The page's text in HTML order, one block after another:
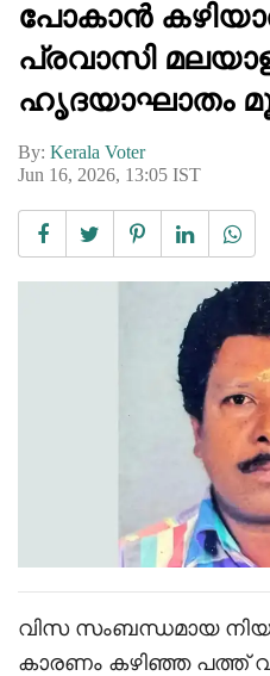
പോകാൻ
പ്രവാസി
ഹൃദയാഘാതം
By: Kerala Voter
Jun 16, 2026, 13:05 IST
വിസ സംബന്ധമായ
കാരണം കഴിഞ്ഞ പത്ത്